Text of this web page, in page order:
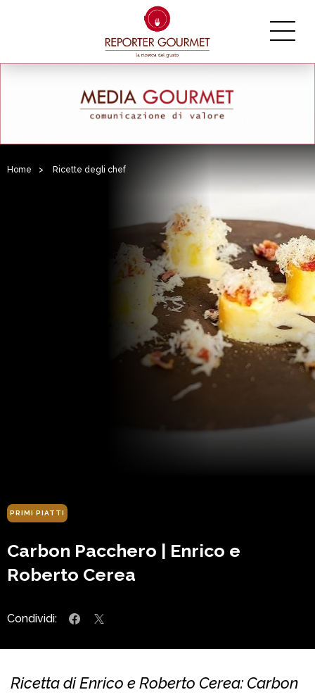
Home > Ricette degli chef
PRIMI PIATTI
Carbon Pacchero | Enrico e
Roberto Cerea
Condividi:
Ricetta di Enrico e Roberto Cerea: Carbon